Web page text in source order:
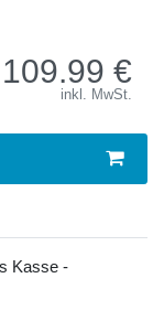
109.99 €
inkl. MwSt.
Kasse -